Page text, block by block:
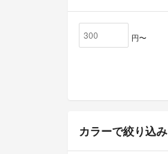
円〜
カラーで絞り込み